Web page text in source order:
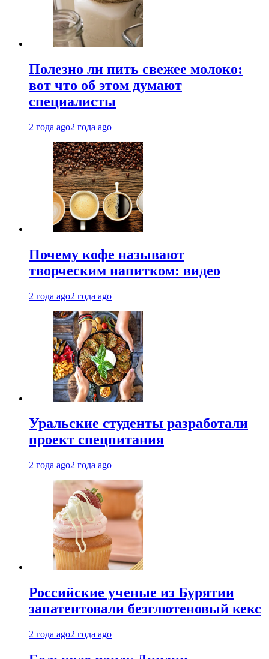
Полезно ли пить свежее молоко:
вот что об этом думают
специалисты
2 года ago2 года ago
Почему кофе называют
творческим напитком: видео
2 года ago2 года ago
Уральские студенты разработали
проект спецпитания
2 года ago2 года ago
Российские ученые из Бурятии
запатентовали безглютеновый кекс
2 года ago2 года ago